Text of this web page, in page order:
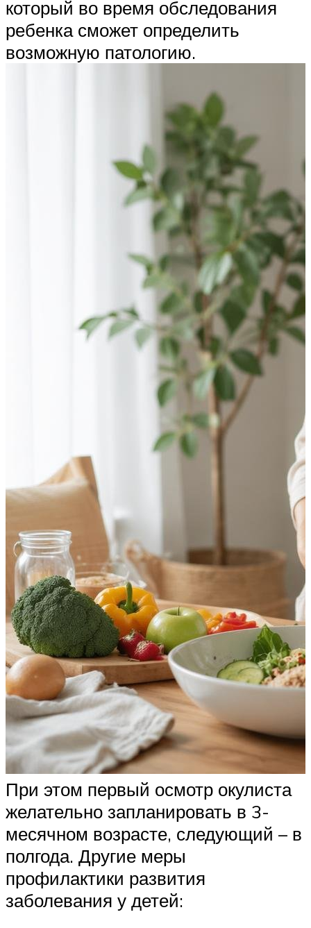
который во время обследования
ребенка сможет определить
возможную патологию.
При этом первый осмотр окулиста
желательно запланировать в 3-
месячном возрасте, следующий – в
полгода. Другие меры
профилактики развития
заболевания у детей: